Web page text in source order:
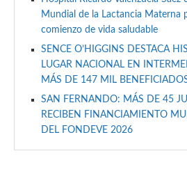
Mundial de la Lactancia Materna
comienzo de vida saludable
SENCE O’HIGGINS DESTACA
LUGAR NACIONAL EN
MÁS DE 147 MIL
SAN FERNANDO: MÁS DE 45
RECIBEN FINANCIAMIENTO
DEL FONDEVE 2026